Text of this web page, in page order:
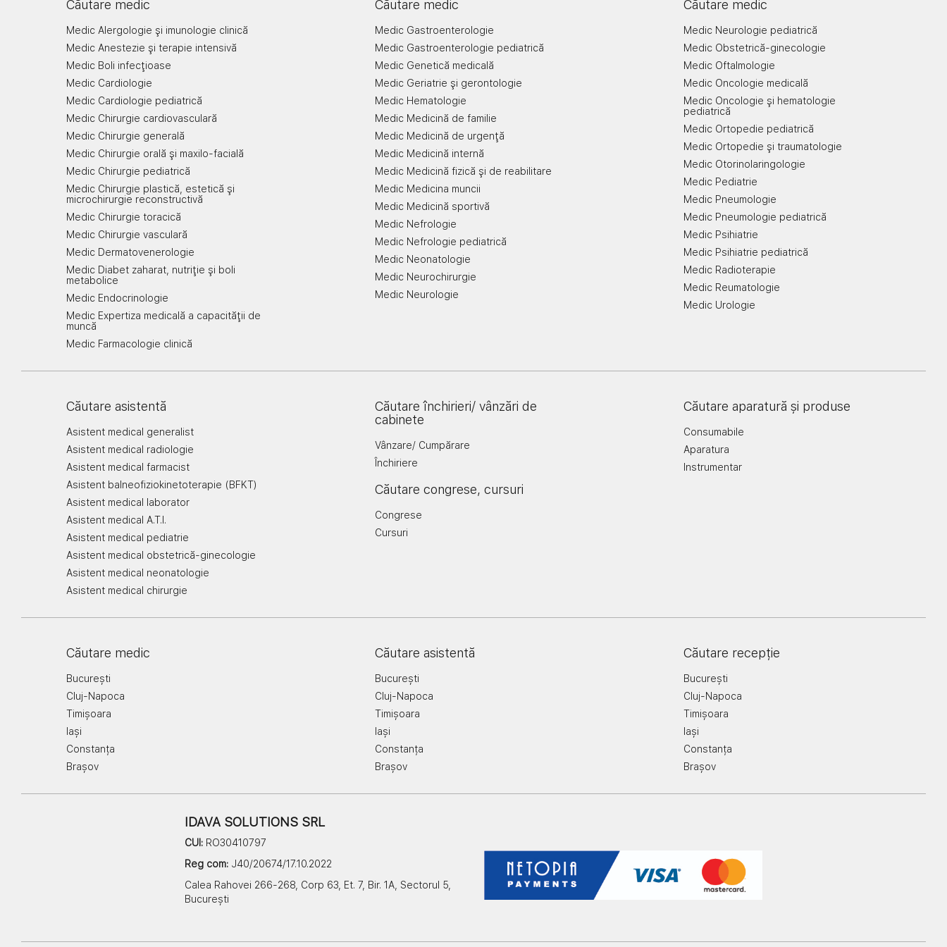
Căutare medic
Medic Alergologie şi imunologie clinică
Medic Anestezie şi terapie intensivă
Medic Boli infecţioase
Medic Cardiologie
Medic Cardiologie pediatrică
Medic Chirurgie cardiovasculară
Medic Chirurgie generală
Medic Chirurgie orală şi maxilo-facială
Medic Chirurgie pediatrică
Medic Chirurgie plastică, estetică şi
microchirurgie reconstructivă
Medic Chirurgie toracică
Medic Chirurgie vasculară
Medic Dermatovenerologie
Medic Diabet zaharat, nutriţie şi boli
metabolice
Medic Endocrinologie
Medic Expertiza medicală a capacităţii de
muncă
Medic Farmacologie clinică
Căutare medic
Medic Gastroenterologie
Medic Gastroenterologie pediatrică
Medic Genetică medicală
Medic Geriatrie şi gerontologie
Medic Hematologie
Medic Medicină de familie
Medic Medicină de urgenţă
Medic Medicină internă
Medic Medicină fizică şi de reabilitare
Medic Medicina muncii
Medic Medicină sportivă
Medic Nefrologie
Medic Nefrologie pediatrică
Medic Neonatologie
Medic Neurochirurgie
Medic Neurologie
Căutare medic
Medic Neurologie pediatrică
Medic Obstetrică-ginecologie
Medic Oftalmologie
Medic Oncologie medicală
Medic Oncologie şi hematologie
pediatrică
Medic Ortopedie pediatrică
Medic Ortopedie şi traumatologie
Medic Otorinolaringologie
Medic Pediatrie
Medic Pneumologie
Medic Pneumologie pediatrică
Medic Psihiatrie
Medic Psihiatrie pediatrică
Medic Radioterapie
Medic Reumatologie
Medic Urologie
Căutare asistentă
Asistent medical generalist
Asistent medical radiologie
Asistent medical farmacist
Asistent balneofiziokinetoterapie (BFKT)
Asistent medical laborator
Asistent medical A.T.I.
Asistent medical pediatrie
Asistent medical obstetrică-ginecologie
Asistent medical neonatologie
Asistent medical chirurgie
Căutare închirieri/ vânzări de
cabinete
Vânzare/ Cumpărare
Închiriere
Căutare congrese, cursuri
Congrese
Cursuri
Căutare aparatură și produse
Consumabile
Aparatura
Instrumentar
Căutare medic
București
Cluj-Napoca
Timișoara
Iași
Constanța
Brașov
Căutare asistentă
București
Cluj-Napoca
Timișoara
Iași
Constanța
Brașov
Căutare recepție
București
Cluj-Napoca
Timișoara
Iași
Constanța
Brașov
IDAVA SOLUTIONS SRL
CUI: RO30410797
Reg com: J40/20674/17.10.2022
Calea Rahovei 266-268, Corp 63, Et. 7, Bir. 1A, Sectorul 5,
București